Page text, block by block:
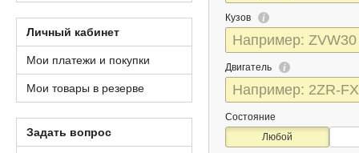
Кузов
Двигатель
Состояние
Любой
Личный кабинет
Мои платежи и покупки
Мои товары в резерве
Задать вопрос